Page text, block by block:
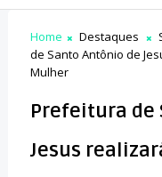
Home Destaques
de Santo Antônio de
Mulher
Prefeitura de
Jesus